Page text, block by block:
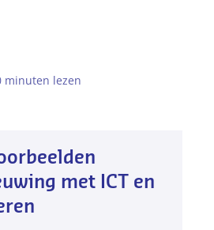
minuten lezen
met ICT en